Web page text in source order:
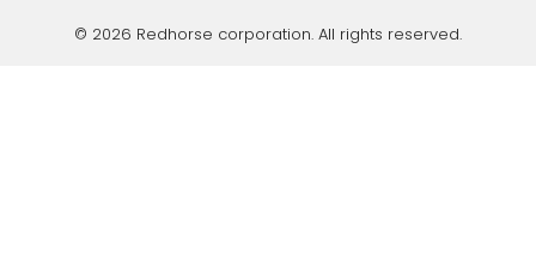
© 2026 Redhorse corporation. All rights reserved.